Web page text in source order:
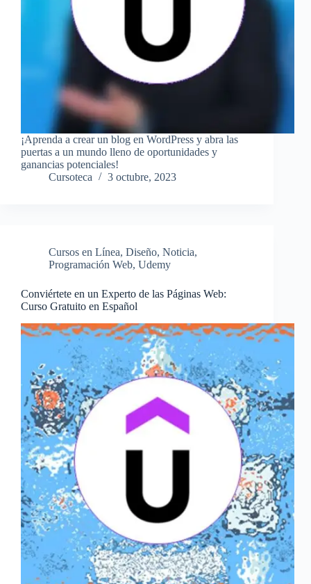
¡Aprenda a crear un blog en WordPress y abra las
puertas a un mundo lleno de oportunidades y
ganancias potenciales!
Cursoteca
3 octubre, 2023
Cursos en Línea, Diseño, Noticia,
Programación Web, Udemy
Conviértete en un Experto de las Páginas Web:
Curso Gratuito en Español